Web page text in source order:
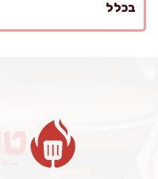
בכלל